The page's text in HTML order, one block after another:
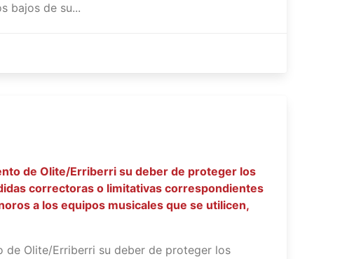
bajos de su...
de Olite/Erriberri su deber de proteger los
correctoras o limitativas correspondientes
a los equipos musicales que se utilicen,
de Olite/Erriberri su deber de proteger los